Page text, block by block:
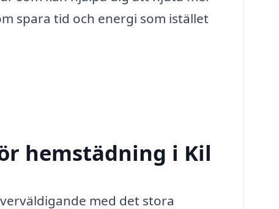
spara tid och energi som istället
hemstädning i Kil
med det stora